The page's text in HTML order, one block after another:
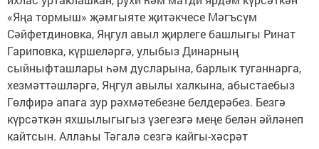
«Яңа тормыш» җәмгыяте җитәкчесе Мәгъсүм
Сәйфетдиновка, Яңгул авыл җирлеге башлыгы Ринат
Гариповка, күршеләргә, улыбыз Динарның
сыйныфташлары һәм дусларына, барлык туганнарга,
хезмәттәшләргә, Яңгул авылы халкына, абыстаебыз
Гөлфирә апага зур рәхмәтебезне белдерәбез. Безгә
күрсәткән яхшылыгыгыз үзегезгә меңе белән әйләнеп
кайтсын. Аллаһы Тәгалә сезгә кайгы-хәсрәт